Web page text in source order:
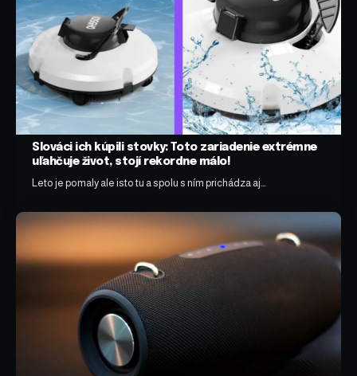
Slováci ich kúpili stovky: Toto zariadenie extrémne
uľahčuje život, stojí rekordne málo!
Leto je pomaly ale isto tu a spolu s ním prichádza aj…